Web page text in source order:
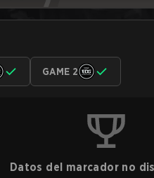
GAME 2
Datos del marcador no